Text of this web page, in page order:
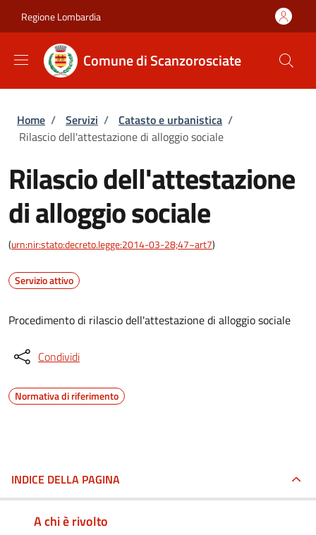
Regione Lombardia
Comune di Scanzorosciate
Briciole di pane
Home / Servizi / Catasto e urbanistica /
Rilascio dell'attestazione di alloggio sociale
Rilascio dell'attestazione
di alloggio sociale
(urn:nir:stato:decreto.legge:2014-03-28;47~art7)
Servizio attivo
Procedimento di rilascio dell'attestazione di alloggio sociale
Condividi
Normativa di riferimento
INDICE DELLA PAGINA
A chi è rivolto